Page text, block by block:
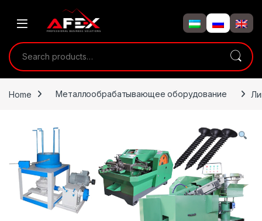
Search for:
Home Металлообрабатывающее оборудование